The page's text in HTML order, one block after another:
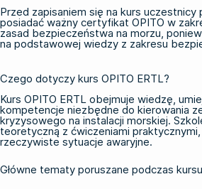
Przed zapisaniem się na kurs uczestnicy
posiadać ważny certyfikat OPITO w
zasad bezpieczeństwa na morzu ,
na podstawowej wiedzy z zakresu
Czego dotyczy kurs OPITO ERTL?
Kurs OPITO ERTL obejmuje wiedzę,
kompetencje niezbędne do kierowania
kryzysowego na instalacji morskiej.
teoretyczną z ćwiczeniami
rzeczywiste sytuacje awaryjne.
Główne tematy poruszane podczas